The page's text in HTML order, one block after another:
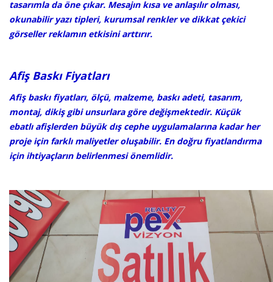
tasarımla da öne çıkar. Mesajın kısa ve anlaşılır olması,
okunabilir yazı tipleri, kurumsal renkler ve dikkat çekici
görseller reklamın etkisini arttırır.
Afiş Baskı Fiyatları
Afiş baskı fiyatları, ölçü, malzeme, baskı adeti, tasarım,
montaj, dikiş gibi unsurlara göre değişmektedir. Küçük
ebatlı afişlerden büyük dış cephe uygulamalarına kadar her
proje için farklı maliyetler oluşabilir. En doğru fiyatlandırma
için ihtiyaçların belirlenmesi önemlidir.